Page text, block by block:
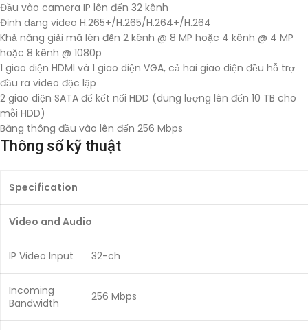
Đầu vào camera IP lên đến 32 kênh
Định dạng video H.265+/H.265/H.264+/H.264
Khả năng giải mã lên đến 2 kênh @ 8 MP hoặc 4 kênh @ 4 MP
hoặc 8 kênh @ 1080p
1 giao diện HDMI và 1 giao diện VGA, cả hai giao diện đều hỗ trợ
đầu ra video độc lập
2 giao diện SATA để kết nối HDD (dung lượng lên đến 10 TB cho
mỗi HDD)
Băng thông đầu vào lên đến 256 Mbps
Thông số kỹ thuật
Specification
Video and Audio
IP Video Input 32-ch
Incoming
Bandwidth
256 Mbps